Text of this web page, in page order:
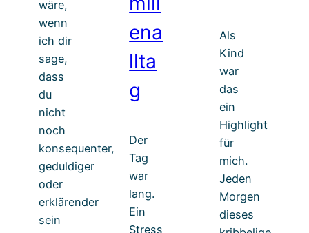
wäre,
wenn
ich dir
sage,
dass
du
nicht
noch
konsequenter,
geduldiger
oder
erklärender
sein
ena
llta
g
Der
Tag
war
lang.
Ein
Stress
Als
Kind
war
das
ein
Highlight
für
mich.
Jeden
Morgen
dieses